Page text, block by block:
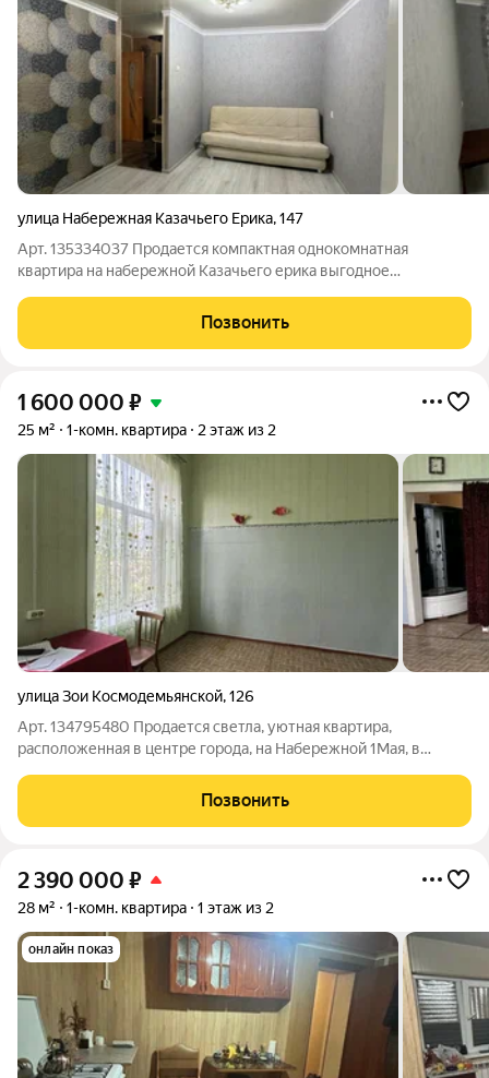
улица Набережная Казачьего Ерика,147
Арт. 135334037 Продается компактная однокомнатная
квартира на набережной Казачьего ерика выгодное
Прямая продажа, все документы готовы: сделка пройдет
быстро, возможна ипотека. Квартира общей
Позвонить
1 600 000 ₽
25 м² 1-комн. квартира 2 этаж из 2
улица Зои Космодемьянской,126
Арт. 134795480 Продается светла, уютная квартира,
расположенная в центре города, на Набережной 1Мая, в
квартире установлены большие пластиковые окна, душевая
кабина, отопление газовое. отличный
Позвонить
2 390 000 ₽
28 м² 1-комн. квартира 1 этаж из 2
онлайн показ